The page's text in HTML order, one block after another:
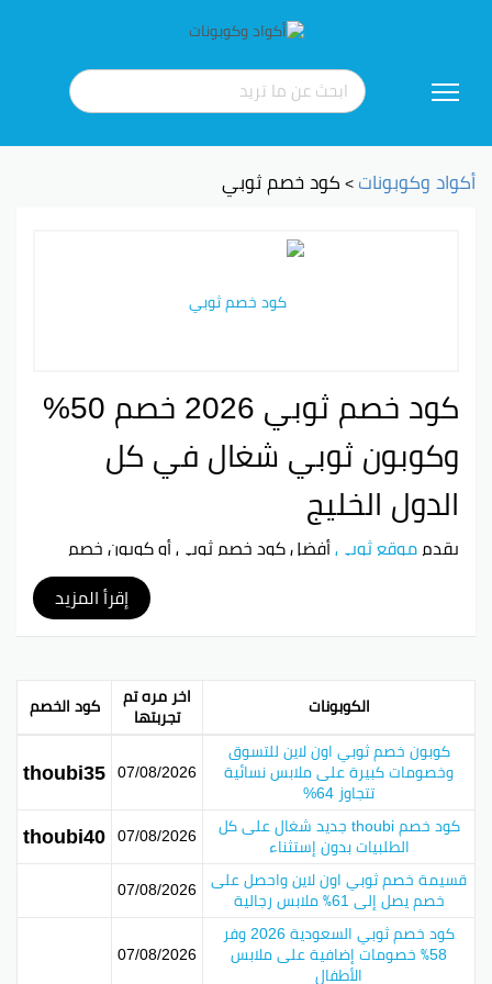
إلى
أكواد وكوبونات>كود خصم ثوبي
إقرأ المزيد
كود خصم ثوبي 2026 خصم 50%
وكوبون ثوبي شغال في كل
الدول الخليج
يقدمموقع ثوبيأفضلكود خصم ثوبيأو كوبون خصم
ثوبي الذي يخصص يمنح لعملائه أفضل الخصومات والعروض
على المنتجات والسلع المتوفرة بالمتجر ثوبي ، حتى يحصل
العملاء على أسعار مناسبة مقارنة بأسعار بقية مواقع
التسوق الأخرى.
توفر ثوبي مجموعة كبيرة من الملابس والإكسسوارات
الرائعة للرجال والنساء على موقعها الإلكتروني. ولتوفير
تجربة تسوق مميزة لعملائها، تُقدم ثوبي كود خصم مستمر
لعام 2026 على موقعها وتطبيقها في الكويت. يمكن
للزبائن الحصول على كوبونات خصم مميزة لموقع ثوبي،
وبالتالي الاستمتاع بتجربة تسوق مميزة واقتصادية عند
شراء ملابسهم المفضلة. كوبونات الخصم تساعد العملاء
على الحصول على تخفيضات وعروض حصرية على تشكيلة
منتجات ثوبي.
كل ما تحتاج لمعرفته عن كود خصم ثوبي 2026
احصل على خصومات مذهلة عند تسوقك من موقع ثوبي
الكوبونات اخر مره تم
تجربتها
كود الخصم
كوبون خصم ثوبي اون لاين للتسوق
وخصومات كبيرة على ملابس نسائية
تتجاوز 64%
07/08/2026
thoubi35
كود خصم thoubi جديد شغال على كل
الطلبيات بدون إستثناء 07/08/2026
thoubi40
قسيمة خصم ثوبي اون لاين واحصل على
خصم يصل إلى 61٪ ملابس رجالية
07/08/2026
كود خصم ثوبي السعودية 2026 وفر
58٪ خصومات إضافية على ملابس
الأطفال
07/08/2026